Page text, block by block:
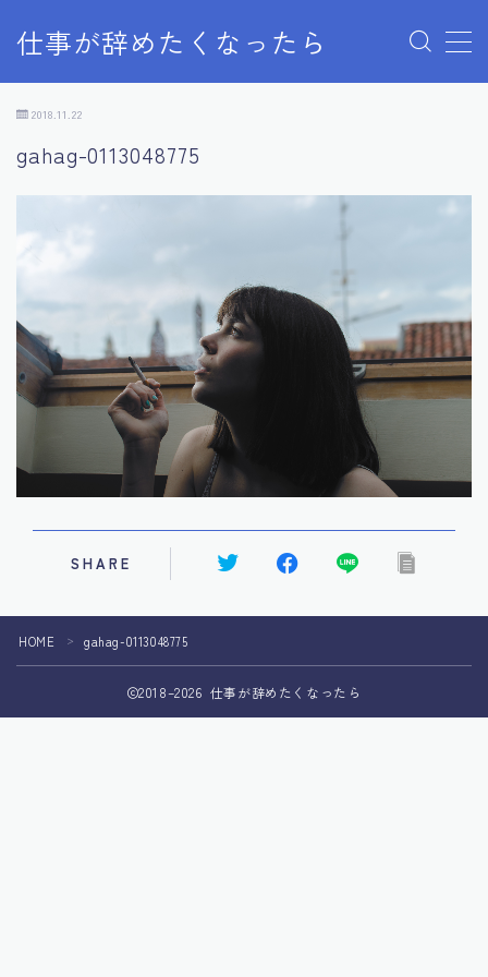
仕事が辞めたくなったら
MENU
このサイトについて
デモプリセット記事 Part07
プライバシーポリシー
利用規約／特定商取引法に基づく表記
有料記事の決済完了ページ
自己紹介
運営者情報
2018.11.22
gahag-0113048775
SHARE
HOME ＞ gahag-0113048775
2018–2026 仕事が辞めたくなったら